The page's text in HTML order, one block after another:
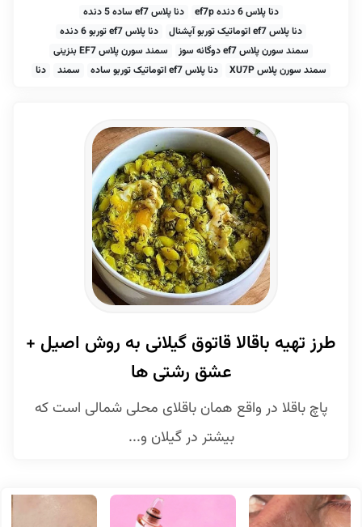
دنا پلاس 6 دنده ef7p
دنا پلاس ef7 ساده 5 دنده
دنا پلاس ef7 اتوماتیک توربو آپشنال
دنا پلاس ef7 توربو 6 دنده
سمند سورن پلاس ef7 دوگانه سوز
سمند سورن پلاس EF7 بنزینی
سمند سورن پلاس XU7P
دنا پلاس ef7 اتوماتیک توربو ساده سمند دنا
طرز تهیه باقالا قاتوق گیلانی به روش اصیل +
عشق رشتی ها
پاچ باقلا در واقع همان باقلای محلی شمالی است که
بیشتر در گیلان و...